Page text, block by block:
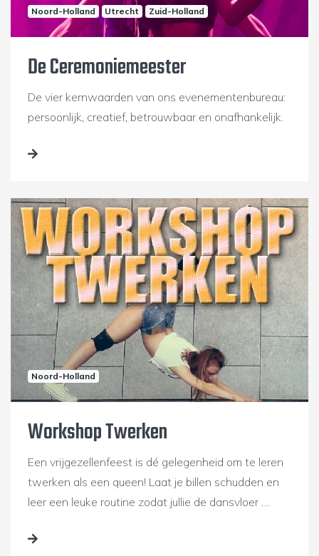
Noord-Holland Utrecht Zuid-Holland
De Ceremoniemeester
De vier kernwaarden van ons evenementenbureau:
persoonlijk, creatief, betrouwbaar en onafhankelijk.
Noord-Holland
Workshop Twerken
Een vrijgezellenfeest is dé gelegenheid om te leren
twerken als een queen! Laat je billen schudden en
leer een leuke routine zodat jullie de dansvloer …